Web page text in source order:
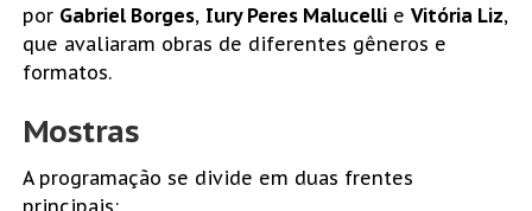
por Gabriel Borges, Iury Peres Malucellie Vitória Liz,
que avaliaram obras de diferentes gêneros e
formatos.
Mostras
A programação se divide em duas frentes
principais: